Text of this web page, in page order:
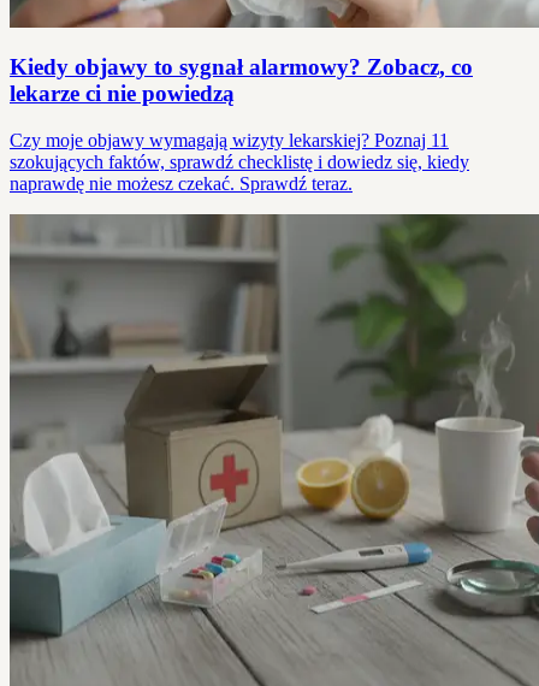
Kiedy objawy to sygnał alarmowy? Zobacz, co
lekarze ci nie powiedzą
Czy moje objawy wymagają wizyty lekarskiej? Poznaj 11
szokujących faktów, sprawdź checklistę i dowiedz się, kiedy
naprawdę nie możesz czekać. Sprawdź teraz.